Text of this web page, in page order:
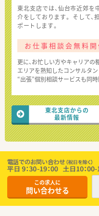
東北支店では、仙台市近郊を
介をしております。 そして
ポートします。
お仕事相談会無料開
更に、お忙しい方やキャリアの
エリアを熟知したコンサルタン
“出張”個別相談サービスも同時
東北支店からの
最新情報
この求人に
問い合わせる